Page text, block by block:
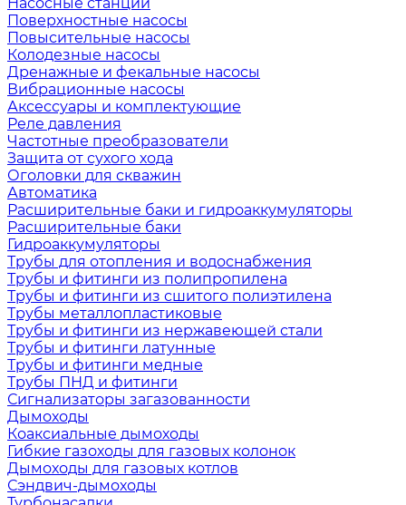
Поверхностные насосы
Повысительные насосы
Колодезные насосы
Дренажные и фекальные насосы
Вибрационные насосы
Аксессуары и комплектующие
Реле давления
Частотные преобразователи
Защита от сухого хода
Оголовки для скважин
Автоматика
Расширительные баки и гидроаккумуляторы
Расширительные баки
Гидроаккумуляторы
Трубы для отопления и водоснабжения
Трубы и фитинги из полипропилена
Трубы и фитинги из сшитого полиэтилена
Трубы металлопластиковые
Трубы и фитинги из нержавеющей стали
Трубы и фитинги латунные
Трубы и фитинги медные
Трубы ПНД и фитинги
Сигнализаторы загазованности
Дымоходы
Коаксиальные дымоходы
Гибкие газоходы для газовых колонок
Дымоходы для газовых котлов
Сэндвич-дымоходы